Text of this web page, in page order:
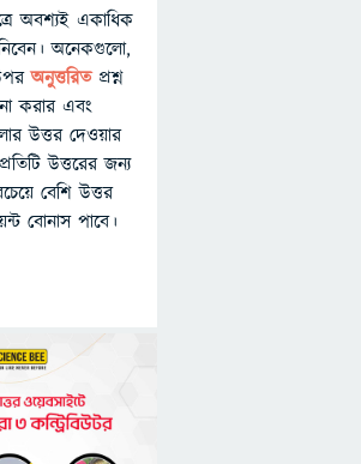
অবশ্যই একাধিক
অনেকগুলো,
অনুত্তরিতপ্রশ্ন
করার এবং
উত্তর দেওয়ার
উত্তরের জন্য
বেশি উত্তর
বোনাস পাবে।